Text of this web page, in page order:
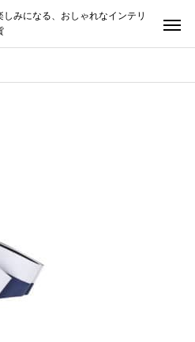
みになる、おしゃれなインテリ